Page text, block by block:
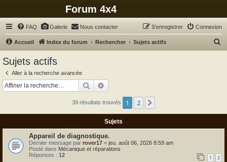
Forum 4x4
FAQ Galerie Nous contacter Connexion
S’enregistrer
Accueil Index du forum Rechercher Sujets actifs
c
Sujets actifs
Aller à la recherche avancée
Rechercher
39 résultats trouvés 1 2
Sujets
Appareil de diagnostique.
Dernier message par rover17 « jeu. août 06, 2026 8:59 am
Posté dans Mécanique et réparations
Réponses : 12 1 2